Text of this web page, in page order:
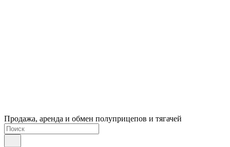
Продажа, аренда и обмен полуприцепов и тягачей